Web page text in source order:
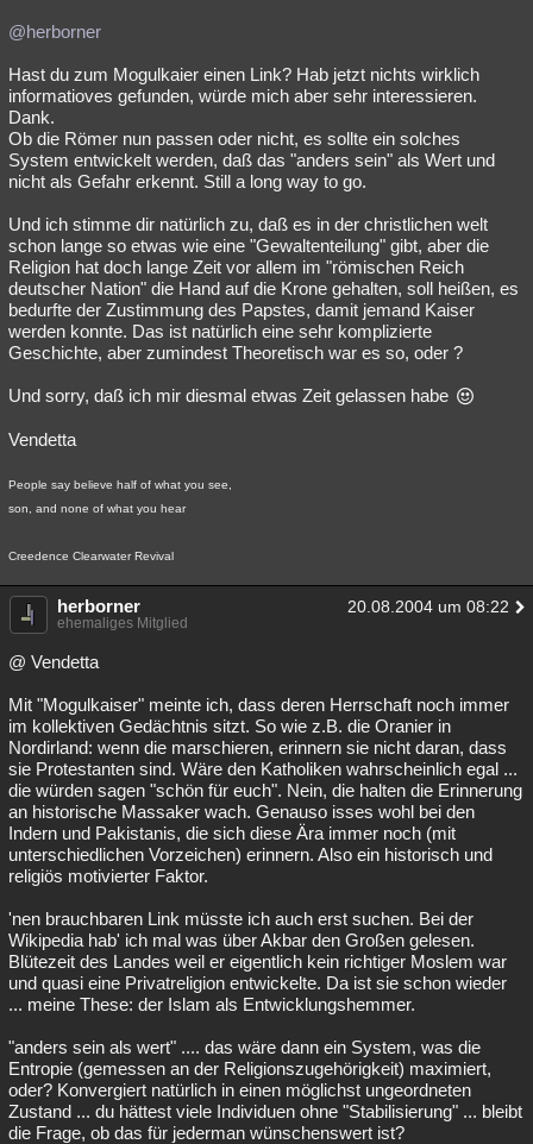
@herborner
Hast du zum Mogulkaier einen Link? Hab jetzt nichts wirklich
informatioves gefunden, würde mich aber sehr interessieren.
Dank.
Ob die Römer nun passen oder nicht, es sollte ein solches
System entwickelt werden, daß das "anders sein" als Wert und
nicht als Gefahr erkennt. Still a long way to go.
Und ich stimme dir natürlich zu, daß es in der christlichen welt
schon lange so etwas wie eine "Gewaltenteilung" gibt, aber die
Religion hat doch lange Zeit vor allem im "römischen Reich
deutscher Nation" die Hand auf die Krone gehalten, soll heißen, es
bedurfte der Zustimmung des Papstes, damit jemand Kaiser
werden konnte. Das ist natürlich eine sehr komplizierte
Geschichte, aber zumindest Theoretisch war es so, oder ?
Und sorry, daß ich mir diesmal etwas Zeit gelassen habe
Vendetta
People say believe half of what you see,
son, and none of what you hear
Creedence Clearwater Revival
herborner 20.08.2004 um 08:22
ehemaliges Mitglied
@ Vendetta
Mit "Mogulkaiser" meinte ich, dass deren Herrschaft noch immer
im kollektiven Gedächtnis sitzt. So wie z.B. die Oranier in
Nordirland: wenn die marschieren, erinnern sie nicht daran, dass
sie Protestanten sind. Wäre den Katholiken wahrscheinlich egal ...
die würden sagen "schön für euch". Nein, die halten die Erinnerung
an historische Massaker wach. Genauso isses wohl bei den
Indern und Pakistanis, die sich diese Ära immer noch (mit
unterschiedlichen Vorzeichen) erinnern. Also ein historisch und
religiös motivierter Faktor.
'nen brauchbaren Link müsste ich auch erst suchen. Bei der
Wikipedia hab' ich mal was über Akbar den Großen gelesen.
Blütezeit des Landes weil er eigentlich kein richtiger Moslem war
und quasi eine Privatreligion entwickelte. Da ist sie schon wieder
... meine These: der Islam als Entwicklungshemmer.
"anders sein als wert" .... das wäre dann ein System, was die
Entropie (gemessen an der Religionszugehörigkeit) maximiert,
oder? Konvergiert natürlich in einen möglichst ungeordneten
Zustand ... du hättest viele Individuen ohne "Stabilisierung" ... bleibt
die Frage, ob das für jederman wünschenswert ist?